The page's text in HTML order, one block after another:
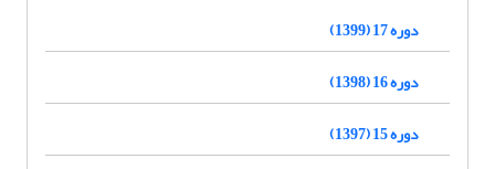
دوره 17 (1399)
دوره 16 (1398)
دوره 15 (1397)